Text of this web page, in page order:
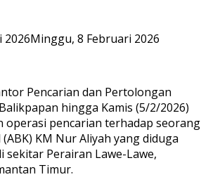
2026Minggu, 8 Februari 2026
Pencarian dan Pertolongan
hingga Kamis (5/2/2026)
operasi pencarian terhadap seorang
KM Nur Aliyah yang diduga
sekitar Perairan Lawe-Lawe,
Timur.